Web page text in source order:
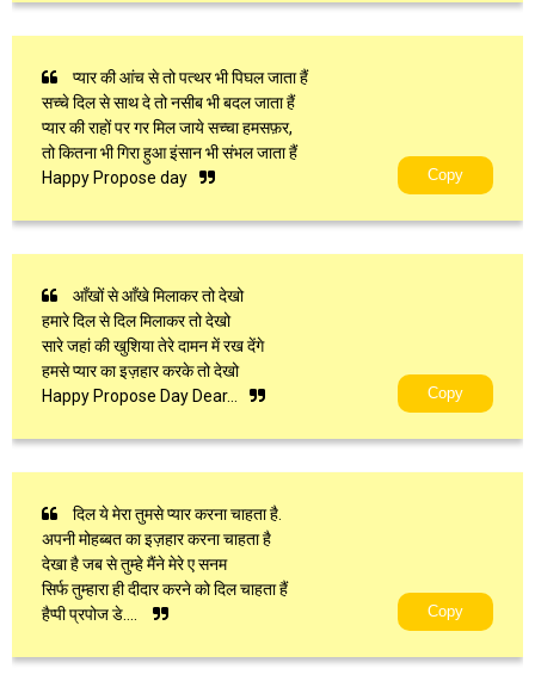
प्यार की आंच से तो पत्थर भी पिघल जाता हैं
सच्चे दिल से साथ दे तो नसीब भी बदल जाता हैं
प्यार की राहों पर गर मिल जाये सच्चा हमसफ़र,
तो कितना भी गिरा हुआ इंसान भी संभल जाता हैं
Happy Propose day
Copy
आँखों से आँखे मिलाकर तो देखो
हमारे दिल से दिल मिलाकर तो देखो
सारे जहां की खुशिया तेरे दामन में रख देंगे
हमसे प्यार का इज़हार करके तो देखो
Happy Propose Day Dear…
Copy
दिल ये मेरा तुमसे प्यार करना चाहता है.
अपनी मोहब्बत का इज़हार करना चाहता है
देखा है जब से तुम्हे मैंने मेरे ए सनम
सिर्फ तुम्हारा ही दीदार करने को दिल चाहता हैं
हैप्पी प्रपोज डे….
Copy